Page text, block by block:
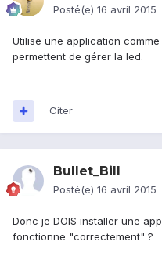
Posté(e) 16 avril 2015
Utilise une application
permettent de gérer la led.
Citer
Bullet_Bill
Posté(e) 16 avril 2015
Donc je DOIS installer une
fonctionne "correctement" ?